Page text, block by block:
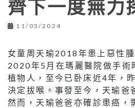
齊下一度無力
11/03/2024
女童周天瑜2018年患上惡性
2020年5月在瑪麗醫院做手術
植物人，至今已卧床近4年，
決定拔喉。事發至今，天瑜爸
然而，天瑜爸爸亦確診患癌，